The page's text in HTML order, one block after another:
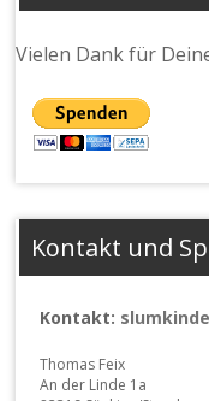
Vielen Dank für
Kontakt und
Kontakt:
Thomas Feix
An der Linde 1a